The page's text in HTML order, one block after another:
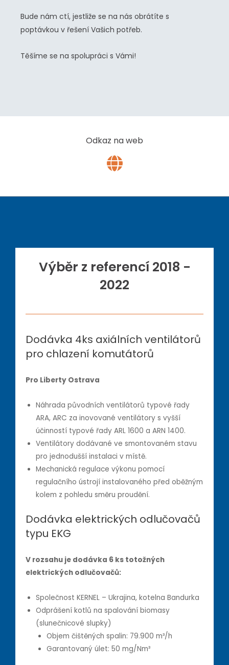
Bude nám ctí, jestliže se na nás obrátíte s
poptávkou v řešení Vašich potřeb.
Těšíme se na spolupráci s Vámi!
Odkaz na web
Výběr z referencí 2018 -
2022
Dodávka 4ks axiálních ventilátorů
pro chlazení komutátorů
Pro Liberty Ostrava
Náhrada původních ventilátorů typové řady
ARA, ARC za inovované ventilátory s vyšší
účinností typové řady ARL 1600 a ARN 1400.
Ventilátory dodávané ve smontovaném stavu
pro jednodušší instalaci v místě.
Mechanická regulace výkonu pomocí
regulačního ústrojí instalovaného před oběžným
kolem z pohledu směru proudění.
Dodávka elektrických odlučovačů
typu EKG
V rozsahu je dodávka 6 ks totožných
elektrických odlučovačů:
Společnost KERNEL – Ukrajina, kotelna Bandurka
Odprášení kotlů na spalování biomasy
(slunečnicové slupky)
Objem čištěných spalin: 79.900 m³/h
Garantovaný úlet: 50 mg/Nm³